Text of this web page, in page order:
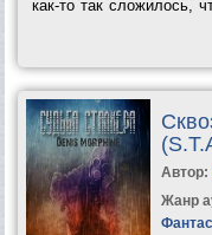
как-то так сложилось,
Этому способствовали
Автор:
Жанр